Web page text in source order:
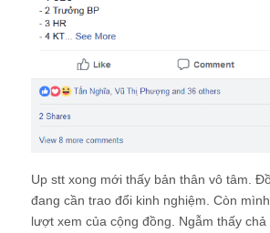
Up stt xong mới thấy bản thân vô tâm.
đang cần trao đổi kinh nghiệm. Còn
lượt xem của cộng đồng. Ngẫm thấy